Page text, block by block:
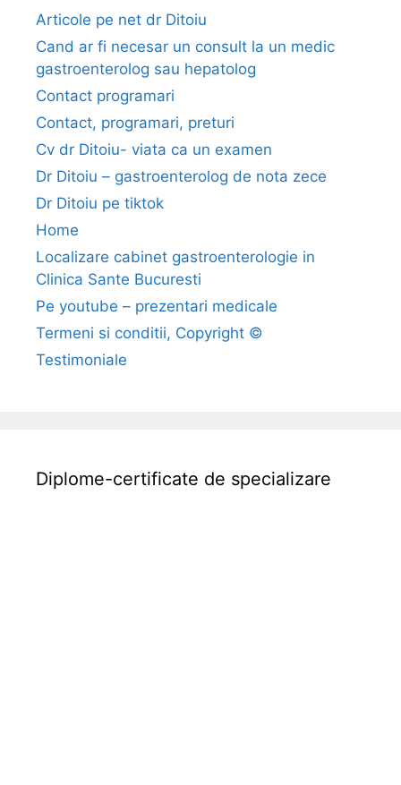
e
t
a
r
i
l
a
d
i
d
o
Articole pe net dr Ditoiu
Cand ar fi necesar un consult la un medic
gastroenterolog sau hepatolog
Contact programari
Contact, programari, preturi
Cv dr Ditoiu- viata ca un examen
Dr Ditoiu – gastroenterolog de nota zece
Dr Ditoiu pe tiktok
Home
Localizare cabinet gastroenterologie in
Clinica Sante Bucuresti
Pe youtube – prezentari medicale
Termeni si conditii, Copyright ©
Testimoniale
Diplome-certificate de specializare